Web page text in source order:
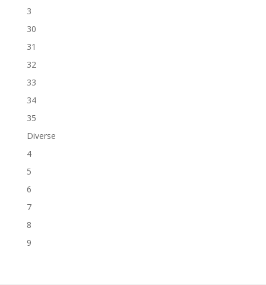
3
30
31
32
33
34
35
Diverse
4
5
6
7
8
9